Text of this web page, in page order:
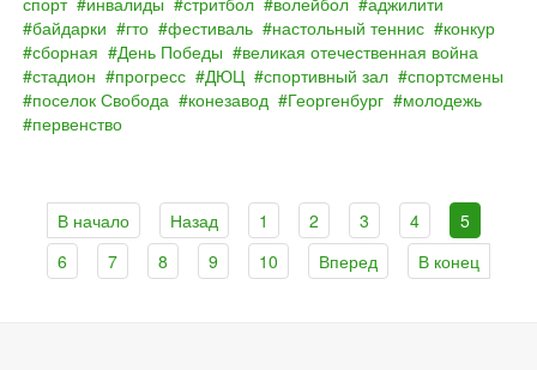
байдарки
гто фестиваль настольный теннис
конкур
сборная
День Победы
великая отечественная война
стадион
прогресс ДЮЦ спортивный зал
спортсмены
поселок Свобода
конезавод Георгенбург
молодежь
первенство
В начало Назад 1 2 3 4
5
6
7 8 9 10 Вперед В конец